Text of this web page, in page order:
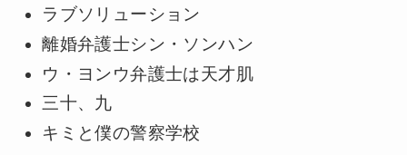
ラブソリューション
離婚弁護士シン・ソンハン
ウ・ヨンウ弁護士は天才肌
三十、九
キミと僕の警察学校